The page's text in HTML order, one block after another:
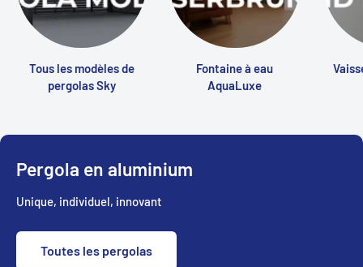
Tous les modèles de
pergolas Sky
Fontaine à eau
AquaLuxe
Pergola en aluminium
Unique, individuel, innovant
Toutes les pergolas